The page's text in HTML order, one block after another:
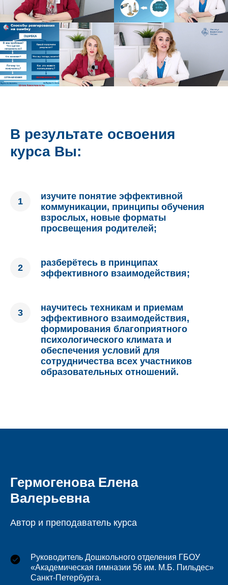
В результате освоения
курса Вы:
изучите понятие эффективной
коммуникации, принципы обучения
взрослых, новые форматы
просвещения родителей;
разберётесь в принципах
эффективного взаимодействия;
научитесь техникам и приемам
эффективного взаимодействия,
формирования благоприятного
психологического климата и
обеспечения условий для
сотрудничества всех участников
образовательных отношений.
Гермогенова Елена
Валерьевна
Автор и преподаватель курса
Руководитель Дошкольного отделения ГБОУ
«Академическая гимназии 56 им. М.Б. Пильдес»
Санкт-Петербурга.